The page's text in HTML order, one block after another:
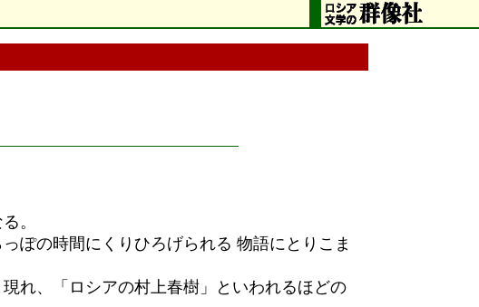
。
ぽの時間にくりひろげられる 物語にとりこま
れ、「ロシアの村上春樹」といわれるほどの